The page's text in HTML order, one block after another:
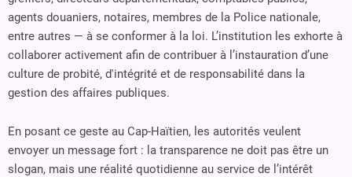
agents douaniers, notaires, membres de la Police nationale,
entre autres — à se conformer à la loi. L’institution les exhorte à
collaborer activement afin de contribuer à l’instauration d’une
culture de probité, d'intégrité et de responsabilité dans la
gestion des affaires publiques.
En posant ce geste au Cap-Haïtien, les autorités veulent
envoyer un message fort : la transparence ne doit pas être un
slogan, mais une réalité quotidienne au service de l’intérêt